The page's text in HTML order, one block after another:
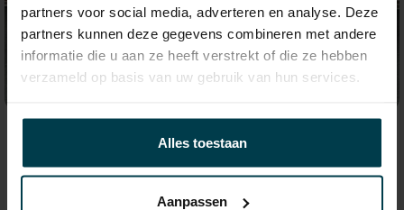
partners voor social media, adverteren en analyse. Deze
partners kunnen deze gegevens combineren met andere
informatie die u aan ze heeft verstrekt of die ze hebben
verzameld op basis van uw gebruik van hun services.
Alles toestaan
Aanpassen
Audi Q3